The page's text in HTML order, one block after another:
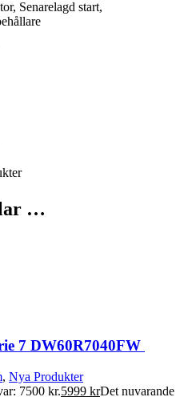
Senarelagd start,
…
7 DW60R7040FW
, Nya Produkter
7500 kr.5999 krDet nuvarande